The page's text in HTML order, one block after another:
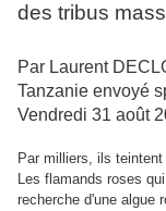
des tribus
Par Laurent
Tanzanie envoyé
Vendredi 31 août
Par milliers, ils
Les flamands roses
recherche d'une algue